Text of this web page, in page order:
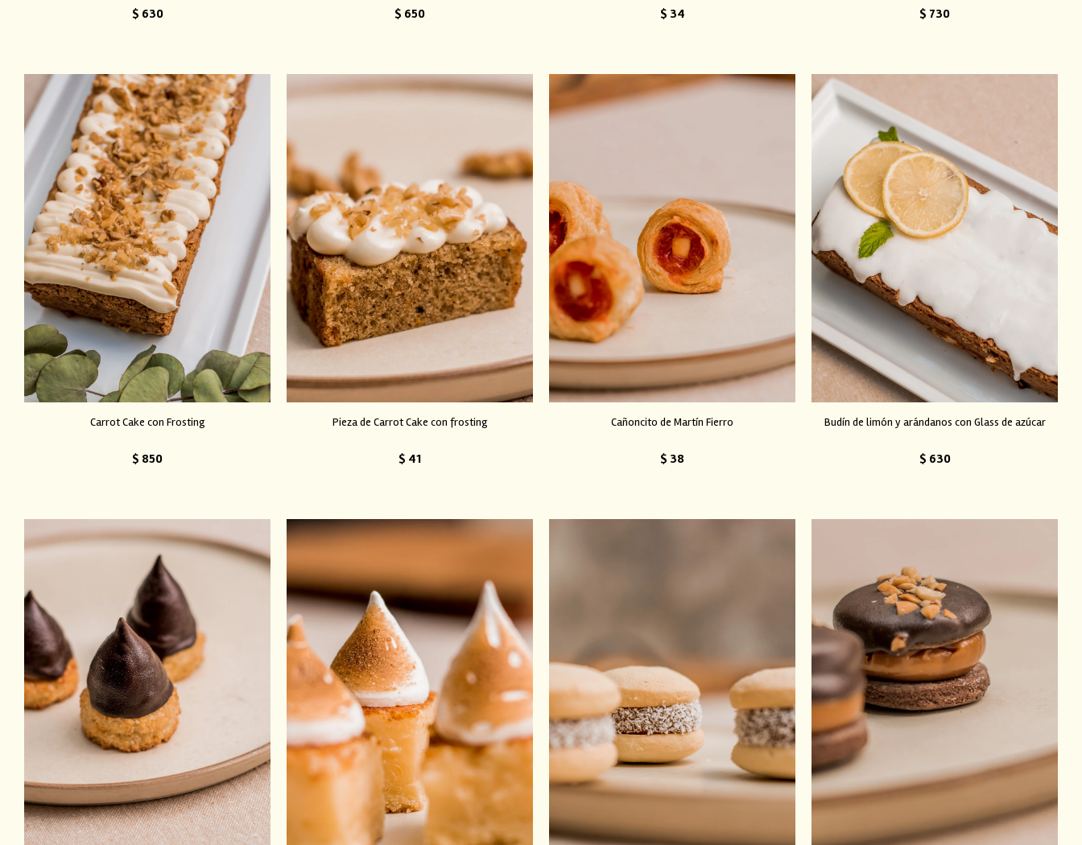
$ 630 $ 650 $ 34 $ 730
Carrot Cake con Frosting
$ 850
Pieza de Carrot Cake con frosting
$ 41
Cañoncito de Martín Fierro
$ 38
Budín de limón y arándanos con Glass de azúcar
$ 630